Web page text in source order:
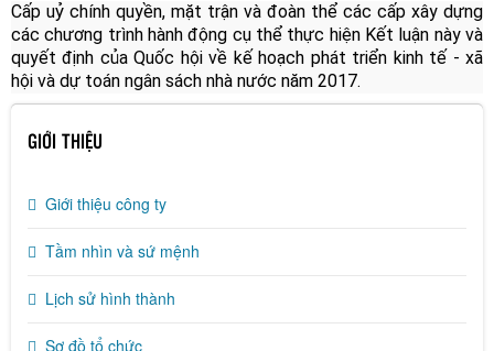
Cấp uỷ chính quyền, mặt trận và đoàn thể các cấp xây dựng
các chương trình hành động cụ thể thực hiện Kết luận này và
quyết định của Quốc hội về kế hoạch phát triển kinh tế - xã
hội và dự toán ngân sách nhà nước năm 2017.
GIỚI THIỆU
Giới thiệu công ty
Tầm nhìn và sứ mệnh
Lịch sử hình thành
Sơ đồ tổ chức